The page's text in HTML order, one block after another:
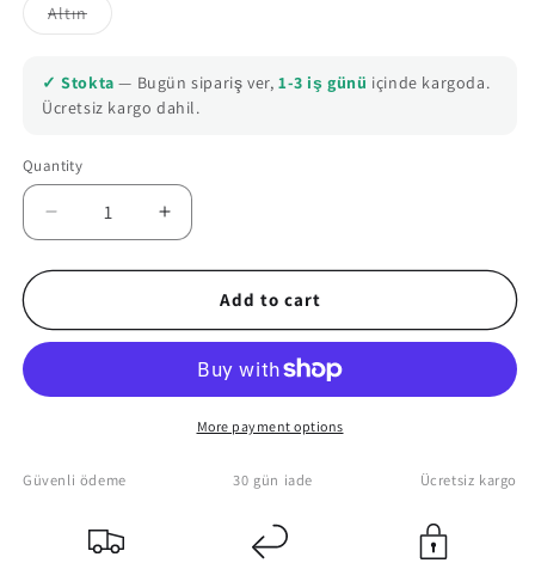
Altın
Variant
or
unavailable
✓ Stokta — Bugün sipariş ver,1-3 iş günü içinde kargoda.
Ücretsiz kargo dahil.
Quantity
Quantity
Decrease
quantity
for
Canvas
Wall
Increase
quantity
for
Space
Wall
Add to cart
More payment options
Güvenli ödeme 30 gün iade Ücretsiz kargo